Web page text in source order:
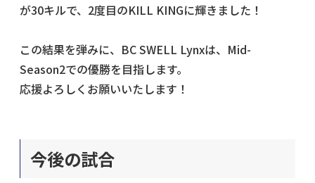
が30キルで、2度目のKILL KINGに輝きました！
この結果を弾みに、BC SWELL Lynxは、Mid-
Season2での優勝を目指します。
応援よろしくお願いいたします！
今後の試合